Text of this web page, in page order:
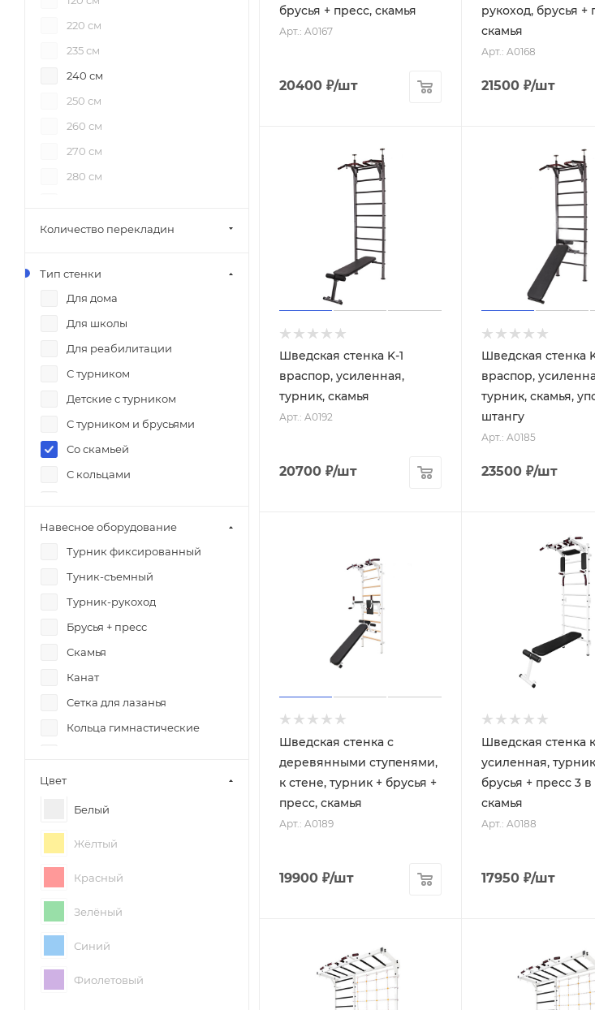
брусья + пресс, скамья
Арт.: A0167
20400 ₽/шт
рукоход, брусья +
скамья
Арт.: A0168
21500₽/шт
Шведская стенка K-1
враспор, усиленная,
турник, скамья
Арт.: A0192
20700 ₽/шт
Шведская стенка
враспор,
турник, скамья,
штангу
Арт.: A0185
23500₽/шт
Шведская стенка с
деревянными ступенями,
к стене, турник + брусья +
пресс, скамья
Арт.: A0189
19900 ₽/шт
Шведская стенка
усиленная,
брусья + пресс 3 в
скамья
Арт.: A0188
17950₽/шт
220 см
235 см
240 см
250 см
260 см
270 см
280 см
300 см
Количество перекладин
Тип стенки
Для дома
Для школы
Для реабилитации
С турником
Детские с турником
С турником и брусьями
Со скамьей
С кольцами
С рукоходом
С сеткой
Стенки 3 в 1
Маленькие
Большие
Усиленные
Белые
Жёлтые
Синие
Навесное оборудование
Турник фиксированный
Туник-съемный
Турник-рукоход
Брусья + пресс
Скамья
Канат
Сетка для лазанья
Кольца гимнастические
Качели
Упор под штангу
Цвет
Белый
Жёлтый
Красный
Зелёный
Синий
Фиолетовый